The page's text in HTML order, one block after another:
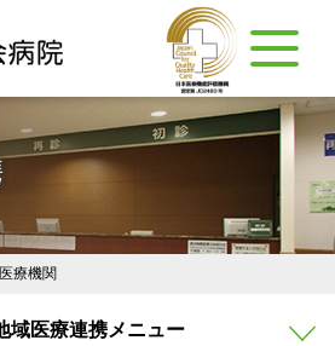
療機関
域医療連携メニュー